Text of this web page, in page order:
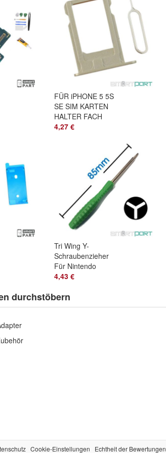
FÜR iPHONE 5 5S
SE SIM KARTEN
HALTER FACH
Adapter Stecker
4,27 €
Tri Wing Y-
Schraubenzieher
Für Nintendo
Switch|Lite|Wii|OLED|iPhone
4,43 €
durchstöbern
Cookie-Einstellungen Echtheit der Bewertungen